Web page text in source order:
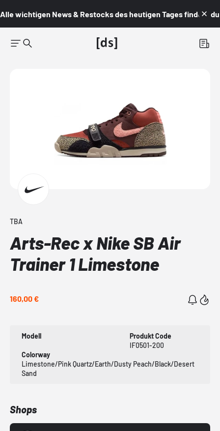
Alle wichtigen News & Restocks des heutigen Tages findest du
TBA
Arts-Rec x Nike SB Air
Trainer 1 Limestone
160,00 €
Modell
Produkt Code
IF0501-200
Colorway
Limestone/Pink Quartz/Earth/Dusty Peach/Black/Desert
Sand
Shops